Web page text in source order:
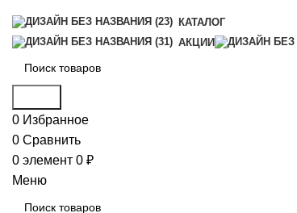
КАТАЛОГ
АКЦИИ
0 Избранное
0 Сравнить
0 элемент 0 ₽
Меню